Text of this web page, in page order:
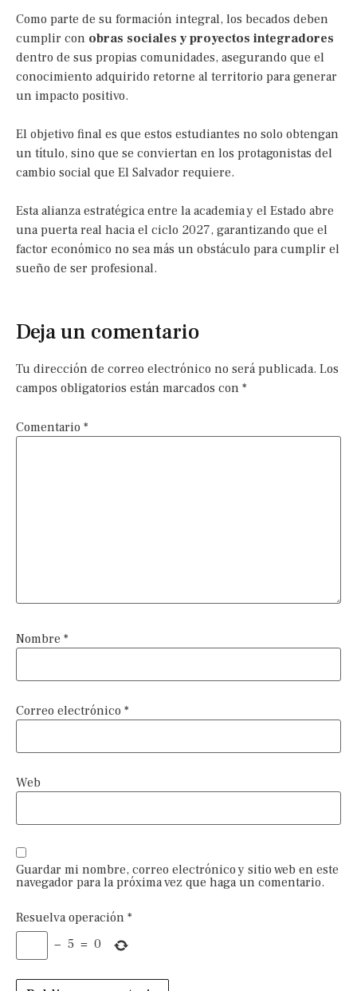
Como parte de su formación integral, los becados deben
cumplir con obras sociales y proyectos integradores
dentro de sus propias comunidades, asegurando que el
conocimiento adquirido retorne al territorio para generar
un impacto positivo.
El objetivo final es que estos estudiantes no solo obtengan
un título, sino que se conviertan en los protagonistas del
cambio social que El Salvador requiere.
Esta alianza estratégica entre la academia y el Estado abre
una puerta real hacia el ciclo 2027, garantizando que el
factor económico no sea más un obstáculo para cumplir el
sueño de ser profesional.
Deja un comentario
Tu dirección de correo electrónico no será publicada. Los
campos obligatorios están marcados con *
Comentario *
Nombre *
Correo electrónico *
Web
Guardar mi nombre, correo electrónico y sitio web en este
navegador para la próxima vez que haga un comentario.
Resuelva operación *
− 5 = 0